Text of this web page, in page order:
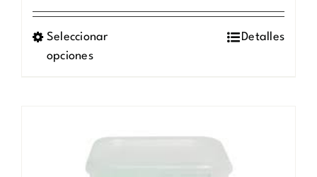
precios:
Seleccionar
opciones
Detalles